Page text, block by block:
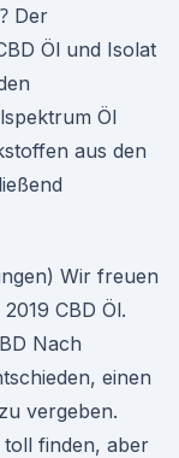
Der
Öl und Isolat
Öl
aus den
Wir freuen
CBD Öl.
Nach
einen
vergeben.
finden, aber